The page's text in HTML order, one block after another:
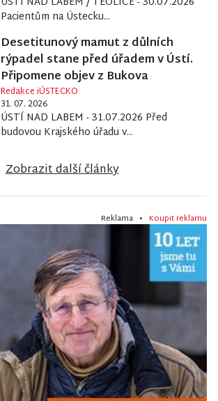
Pacientům na Ústecku...
Desetitunový mamut z důlních
rýpadel stane před úřadem v Ústí.
Připomene objev z Bukova
Redakce iÚSTECKO
31. 07. 2026
ÚSTÍ NAD LABEM - 31.07.2026 Před
budovou Krajského úřadu v...
Zobrazit další články
Reklama • Koupit reklamu